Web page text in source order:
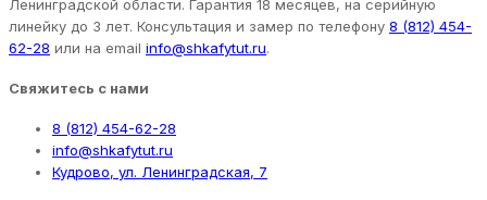
Ленинградской области. Гарантия 18 месяцев, на серийную
линейку до 3 лет. Консультация и замер по телефону 8 (812) 454-
62-28 или на email info@shkafytut.ru.
Свяжитесь с нами
8 (812) 454-62-28
info@shkafytut.ru
Кудрово, ул. Ленинградская, 7